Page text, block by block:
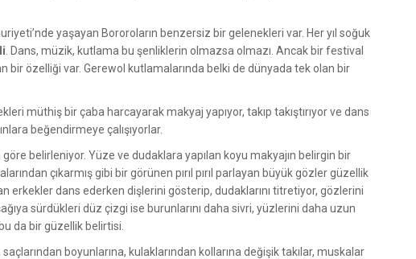
yaşayan Bororoların benzersiz bir gelenekleri var. Her yıl soğuk
. Dans, müzik, kutlama bu şenliklerin olmazsa olmazı. Ancak bir festival
bir özelliği var. Gerewol kutlamalarında belki de dünyada tek olan bir
müthiş bir çaba harcayarak makyaj yapıyor, takıp takıştırıyor ve dans
beğendirmeye çalışıyorlar.
belirleniyor. Yüze ve dudaklara yapılan koyu makyajın belirgin bir
çıkarmış gibi bir görünen pırıl pırıl parlayan büyük gözler güzellik
erkekler dans ederken dişlerini gösterip, dudaklarını titretiyor, gözlerini
sürdükleri düz çizgi ise burunlarını daha sivri, yüzlerini daha uzun
da bir güzellik belirtisi.
boyunlarına, kulaklarından kollarına değişik takılar, muskalar